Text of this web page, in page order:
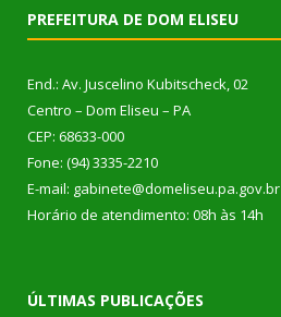
PREFEITURA DE DOM ELISEU
End.: Av. Juscelino Kubitscheck, 02
Centro – Dom Eliseu – PA
CEP: 68633-000
Fone: (94) 3335-2210
E-mail: gabinete@domeliseu.pa.gov.br
Horário de atendimento: 08h às 14h
ÚLTIMAS PUBLICAÇÕES